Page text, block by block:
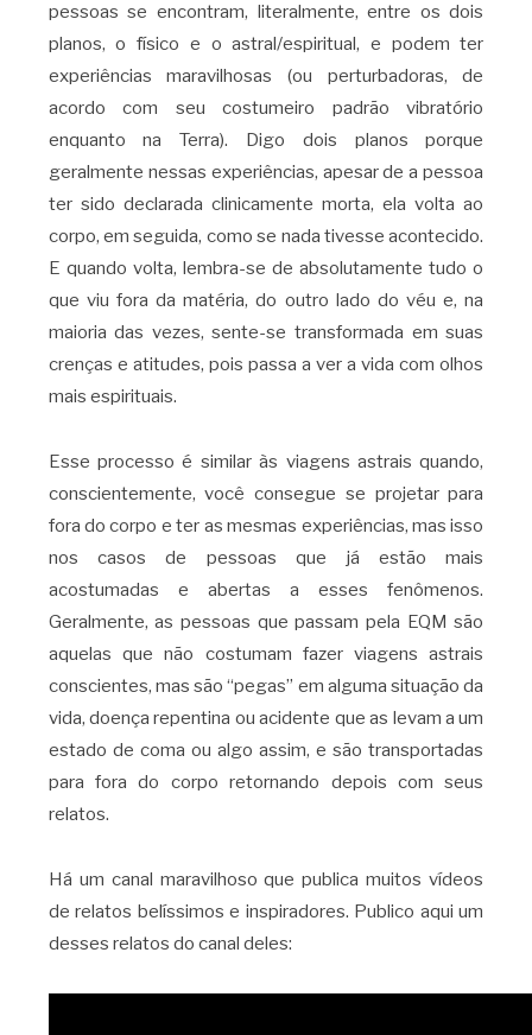
pessoas se encontram, literalmente, entre os dois
planos, o físico e o astral/espiritual, e podem ter
experiências maravilhosas (ou perturbadoras, de
acordo com seu costumeiro padrão vibratório
enquanto na Terra). Digo dois planos porque
geralmente nessas experiências, apesar de a pessoa
ter sido declarada clinicamente morta, ela volta ao
corpo, em seguida, como se nada tivesse acontecido.
E quando volta, lembra-se de absolutamente tudo o
que viu fora da matéria, do outro lado do véu e, na
maioria das vezes, sente-se transformada em suas
crenças e atitudes, pois passa a ver a vida com olhos
mais espirituais.
Esse processo é similar às viagens astrais quando,
conscientemente, você consegue se projetar para
fora do corpo e ter as mesmas experiências, mas isso
nos casos de pessoas que já estão mais
acostumadas e abertas a esses fenômenos.
Geralmente, as pessoas que passam pela EQM são
aquelas que não costumam fazer viagens astrais
conscientes, mas são “pegas” em alguma situação da
vida, doença repentina ou acidente que as levam a um
estado de coma ou algo assim, e são transportadas
para fora do corpo retornando depois com seus
relatos.
Há um canal maravilhoso que publica muitos vídeos
de relatos belíssimos e inspiradores. Publico aqui um
desses relatos do canal deles: